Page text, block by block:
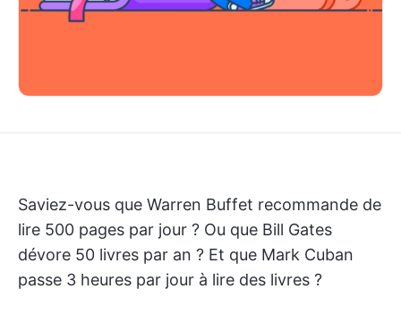
Saviez-vous que Warren Buffet recommande de
lire 500 pages par jour ? Ou que Bill Gates
dévore 50 livres par an ? Et que Mark Cuban
passe 3 heures par jour à lire des livres ?